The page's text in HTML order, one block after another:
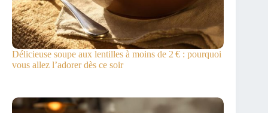
Délicieuse soupe aux lentilles à moins de 2 € : pourquoi
vous allez l’adorer dès ce soir